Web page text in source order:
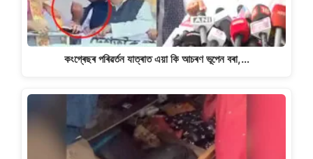
কংগ্ৰেছৰ পৰিৱৰ্তন যাত্ৰাত এয়া কি আচৰণ ভূপেন বৰা,…